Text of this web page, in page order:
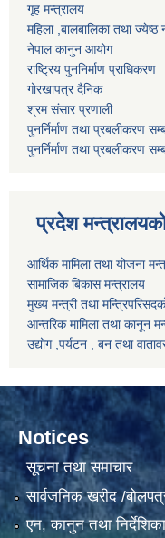
गृह मन्त्रालय
महिला ,बालबालिका तथा ज्येष्ठ
नेपाल कानुन आयोग
राष्ट्रिय पुननिर्माण प्राधिकरण
गोरखापत्र दैनिक
श्रम संसार प्रणाली
पुनर्निर्माण तथा प्रबलीकरण
पुनर्निर्माण तथा प्रबलीकरण
प्रदेश
आर्थिक मामिला तथा योजना
सामाजिक बिकास मन्त्रालय
मुख्य मन्त्री तथा
आन्तरिक मामिला तथा कानून
उद्योग ,पर्यटन , बन तथा
Notices
सूचना तथा समाचार
सार्वजनिक खरीद /
एन, कानुन तथा निर्देशिका